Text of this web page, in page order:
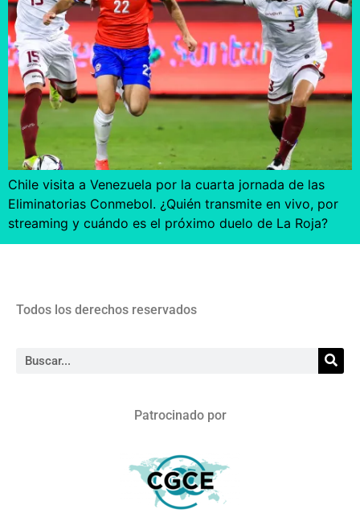
Chile visita a Venezuela por la cuarta jornada de las
Eliminatorias Conmebol. ¿Quién transmite en vivo, por
streaming y cuándo es el próximo duelo de La Roja?
Todos los derechos reservados
Patrocinado por